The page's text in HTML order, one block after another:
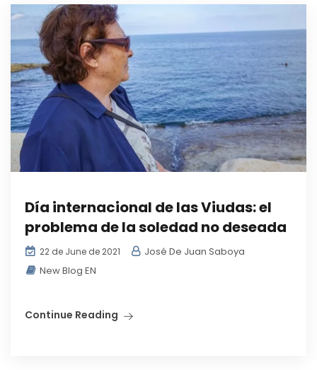
Día internacional de las Viudas: el
problema de la soledad no deseada
22 de June de 2021
José De Juan Saboya
New Blog EN
Continue Reading